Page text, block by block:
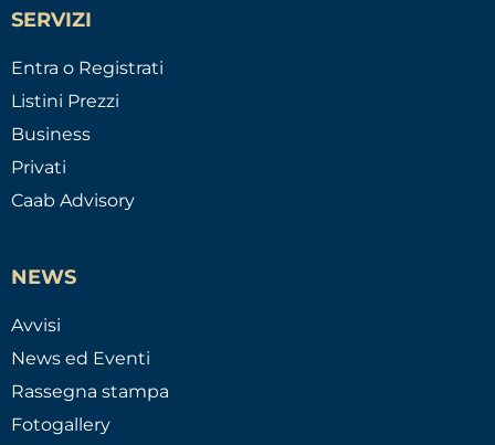
SERVIZI
Entra o Registrati
Listini Prezzi
Business
Privati
Caab Advisory
NEWS
Avvisi
News ed Eventi
Rassegna stampa
Fotogallery